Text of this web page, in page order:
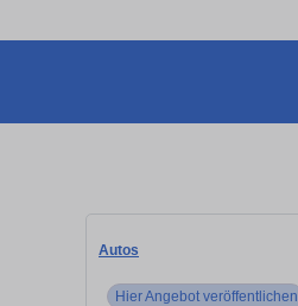
Autos
Hier Angebot veröffentlichen